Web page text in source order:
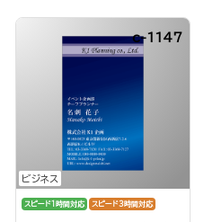
ビジネス
c-1147
スピード1時間対応 スピード3時間対応